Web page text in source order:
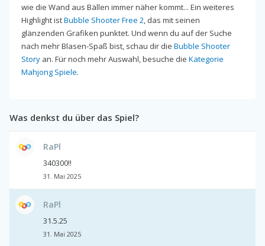
wie die Wand aus Bällen immer näher kommt... Ein weiteres
Highlight istBubble Shooter Free 2, das mit seinen
glänzenden Grafiken punktet. Und wenn du auf der Suche
nach mehr Blasen-Spaß bist, schau dir die Bubble Shooter
Story an. Für noch mehr Auswahl, besuche die Kategorie
Mahjong Spiele.
Was denkst du über das Spiel?
RaPl
340300!!
31. Mai 2025
RaPl
31.5.25
31. Mai 2025